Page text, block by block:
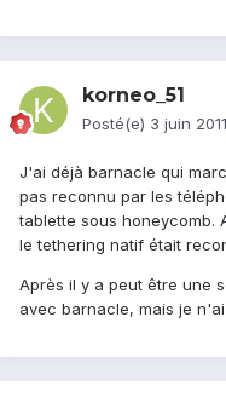
korneo_51
Posté(e) 3 juin 2011
J'ai déjà barnacle qui
pas reconnu par les
tablette sous honeycomb.
le tethering natif était
Après il y a peut être une
avec barnacle, mais je